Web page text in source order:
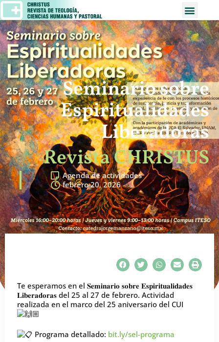
Seminario sobre
Espiritualidades
Liberadoras
Revista CHRISTUS
Agenda de actividades
febrero 20, 2026
Te esperamos en el 𝐒𝐞𝐦𝐢𝐧𝐚𝐫𝐢𝐨 𝐬𝐨𝐛𝐫𝐞 𝐄𝐬𝐩𝐢𝐫𝐢𝐭𝐮𝐚𝐥𝐢𝐝𝐚𝐝𝐞𝐬
𝐋𝐢𝐛𝐞𝐫𝐚𝐝𝐨𝐫𝐚𝐬 del 25 al 27 de febrero. Actividad
realizada en el marco del 25 aniversario del CUI
Programa detallado: bit.ly/sel-programa